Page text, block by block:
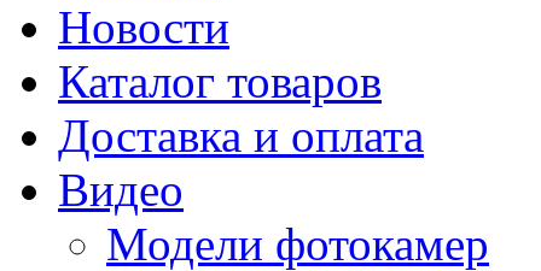
Новости
Каталог товаров
Доставка и оплата
Видео
Модели фотокамер